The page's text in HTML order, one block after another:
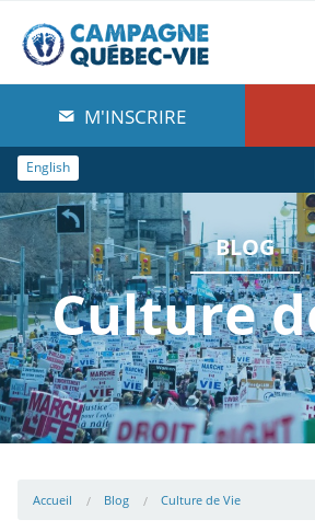
À propos de nous
Blog
Comprendre
Agir
Boutique
M'INSCRIRE
English
BLOG
Culture
Accueil Blog Culture de Vie